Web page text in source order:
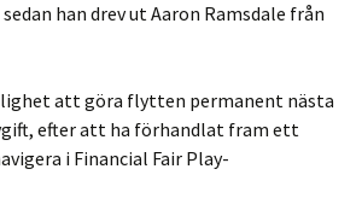
han drev ut Aaron Ramsdale från
att göra flytten permanent nästa
efter att ha förhandlat fram ett
i Financial Fair Play-